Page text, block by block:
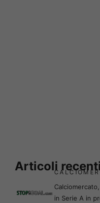
Articoli recenti
in Serie A in